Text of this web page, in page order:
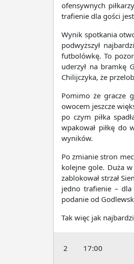
ofensywnych
trafienie dla gości
Wynik spotkania
podwyższył
futbolówkę. To
uderzył na bramkę
Chilijczyka, że
Pomimo że gracze
owocem jeszcze
po czym piłka
wpakował piłkę do
wyników.
Po zmianie stron
kolejne gole. Duża
zablokował strzał
jedno trafienie – dla
podanie od
Tak więc jak
2 17:00